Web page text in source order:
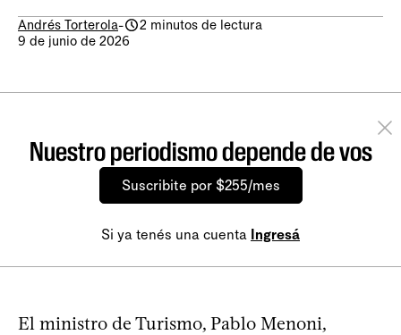
Andrés Torterola-
2 minutos de lectura
9 de junio de 2026
Nuestro periodismo depende de vos
Suscribite por $255/mes
Si ya tenés una cuenta Ingresá
El ministro de Turismo, Pablo Menoni,